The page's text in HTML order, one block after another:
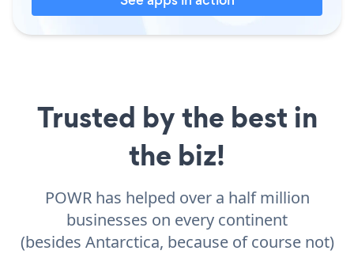
Trusted by the best in
the biz!
POWR has helped over a half million
businesses on every continent
(besides Antarctica, because of course not)